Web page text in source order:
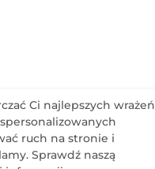
Ci najlepszych wrażeń
ruch na stronie i
Sprawdź naszą